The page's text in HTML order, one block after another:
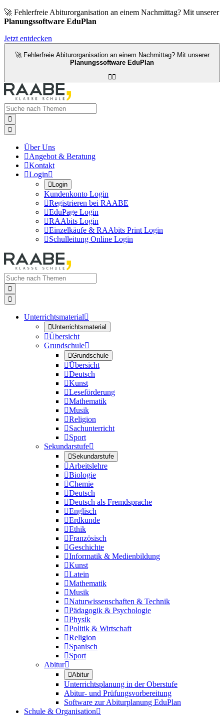
🚀 Fehlerfreie Abiturorganisation an einem Nachmittag? Mit unserer
Planungssoftware EduPlan
Jetzt entdecken
🚀 Fehlerfreie Abiturorganisation an einem Nachmittag? Mit unserer
Planungssoftware EduPlan



Über Uns
Angebot & Beratung
Kontakt
Login
Login
Kundenkonto Login
Registrieren bei RAABE
EduPage Login
RAAbits Login
Einzelkäufe & RAAbits Print Login
Schulleitung Online Login


Unterrichtsmaterial
Unterrichtsmaterial
Übersicht
Grundschule
Grundschule
Übersicht
Deutsch
Kunst
Leseförderung
Mathematik
Musik
Religion
Sachunterricht
Sport
Sekundarstufe
Sekundarstufe
Arbeitslehre
Biologie
Chemie
Deutsch
Deutsch als Fremdsprache
Englisch
Erdkunde
Ethik
Französisch
Geschichte
Informatik & Medienbildung
Kunst
Latein
Mathematik
Musik
Naturwissenschaften & Technik
Pädagogik & Psychologie
Physik
Politik & Wirtschaft
Religion
Spanisch
Sport
Abitur
Abitur
Unterrichtsplanung in der Oberstufe
Abitur- und Prüfungsvorbereitung
Software zur Abiturplanung EduPlan
Schule & Organisation